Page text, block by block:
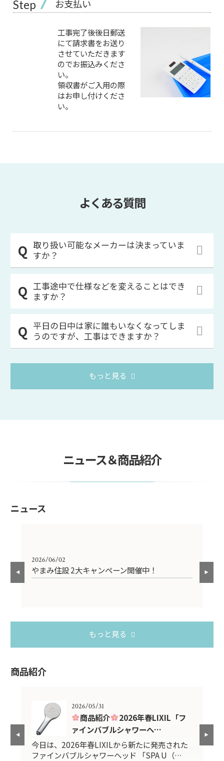
Step 7 お支払い
工事完了後後日郵送
にて請求書をお送り
させていただきます
のでお振込みくださ
い。
領収書がご入用の際
はお申し付けくださ
い。
よくある質問
取り扱い可能なメーカーは決まっていま
すか？
工事途中で仕様などを変えることはでき
ますか？
平日の日中は家に誰もいなくなってしま
うのですが、工事はできますか？
もっと見る
ニュース＆商品紹介
ニュース
2026/06/02
やまみ住設 2大キャンペーン開催中！
もっと見る
商品紹介
2026/05/31
商品紹介
2026年春LIXIL「フ
ァインバブルシャワーヘ…
今日は、2026年春LIXILから新たに発売された
ファインバブルシャワーヘッド 「SPA U（…